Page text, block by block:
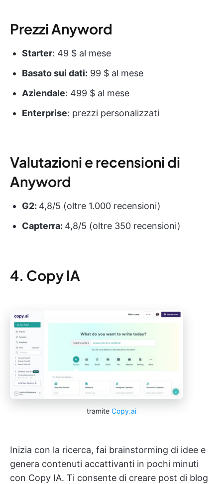
Prezzi Anyword
Starter: 49 $ al mese
Basato sui dati: 99 $ al mese
Aziendale: 499 $ al mese
Enterprise: prezzi personalizzati
Valutazioni e recensioni di
Anyword
G2: 4,8/5 (oltre 1.000 recensioni)
Capterra: 4,8/5 (oltre 350 recensioni)
4. Copy IA
tramite Copy.ai
Inizia con la ricerca, fai brainstorming di idee e
genera contenuti accattivanti in pochi minuti
con Copy IA. Ti consente di creare post di blog